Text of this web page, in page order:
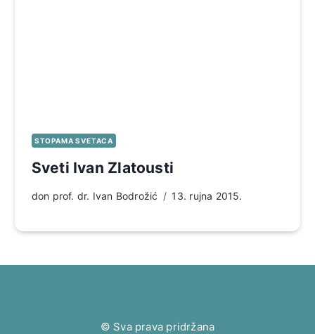
STOPAMA SVETACA
Sveti Ivan Zlatousti
don prof. dr. Ivan Bodrožić 13. rujna 2015.
© Sva prava pridržana